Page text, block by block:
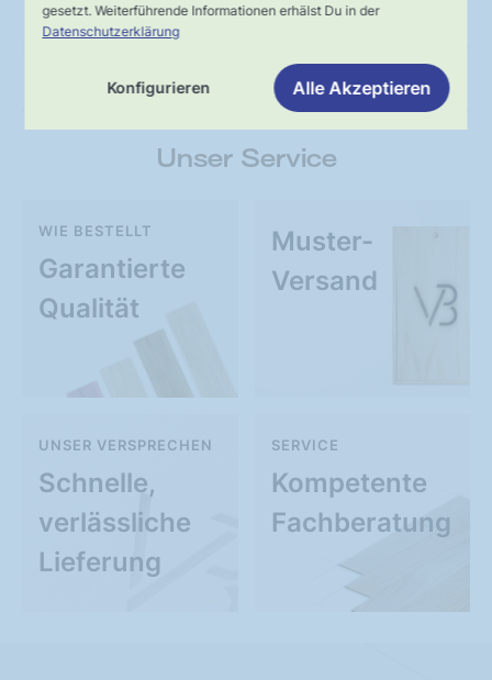
gesetzt. Weiterführende Informationen erhälst Du in der
Datenschutzerklärung
Konfigurieren Alle Akzeptieren
Belüftung
Pflege & Reinigung
Unser Service
Garantierte
Qualität
WIE BESTELLT
Muster-
Versand
Schnelle,
verlässliche
Lieferung
UNSER VERSPRECHEN
Kompetente
Fachberatung
SERVICE